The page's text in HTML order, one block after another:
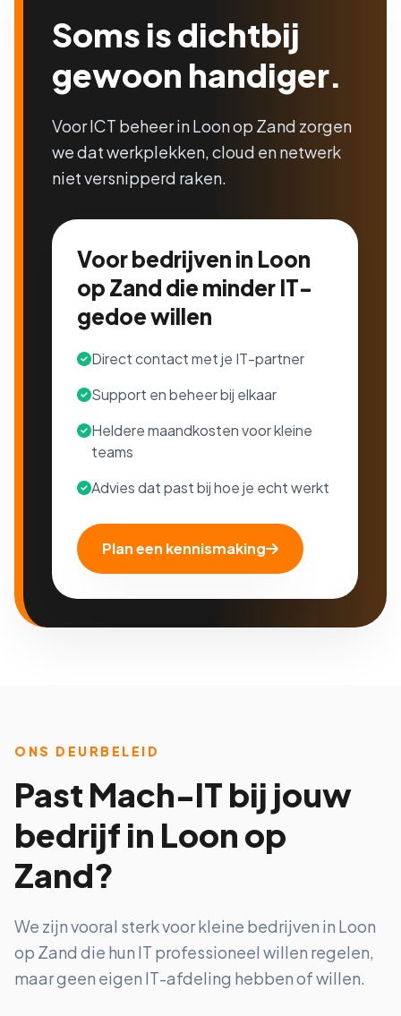
Soms is dichtbij
gewoon handiger.
Voor ICT beheer in Loon op Zand zorgen
we dat werkplekken, cloud en netwerk
niet versnipperd raken.
Voor bedrijven in Loon
op Zand die minder IT-
gedoe willen
Direct contact met je IT-partner
Support en beheer bij elkaar
Heldere maandkosten voor kleine
teams
Advies dat past bij hoe je echt werkt
Plan een kennismaking
ONS DEURBELEID
Past Mach-IT bij jouw
bedrijf in Loon op
Zand?
We zijn vooral sterk voor kleine bedrijven in Loon
op Zand die hun IT professioneel willen regelen,
maar geen eigen IT-afdeling hebben of willen.